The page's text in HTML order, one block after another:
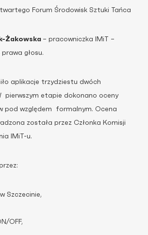
Forum Środowisk Sztuki Tańca
Żakowska – pracowniczka IMiT –
głosu.
aplikacje trzydziestu dwóch
pierwszym etapie dokonano oceny
pod względem formalnym. Ocena
została przez Członka Komisji
IMiT-u.
Szczecinie,
OFF,